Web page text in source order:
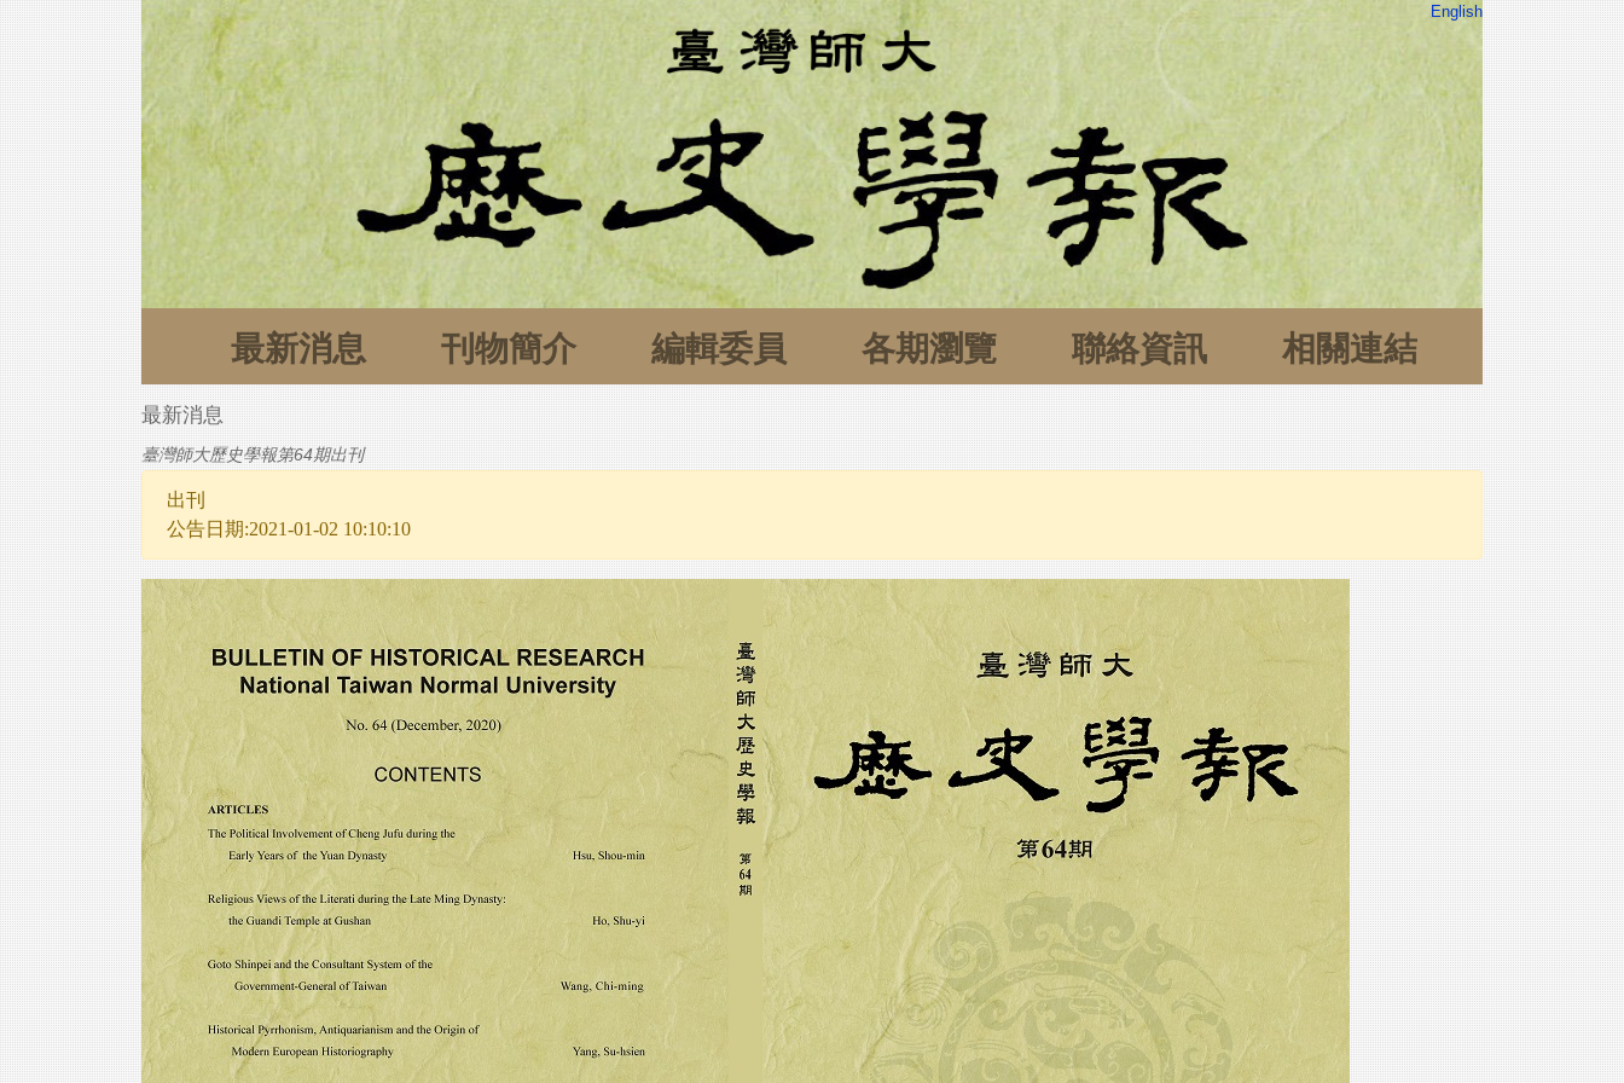
English
最新消息 刊物簡介 編輯委員 各期瀏覽 聯絡資訊 相關連結
最新消息
臺灣師大歷史學報第64期出刊
出刊
公告日期:2021-01-02 10:10:10